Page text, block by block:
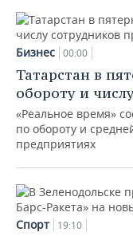
Бизнес 00:00
Татарстан в
обороту и
«Реальное время»
по обороту и
предприятиях
Спорт 19:10